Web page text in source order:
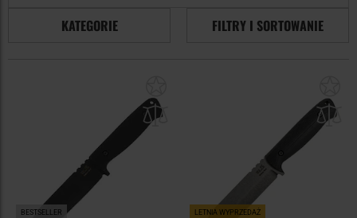
KATEGORIE
FILTRY I SORTOWANIE
BESTSELLER LETNIA WYPRZEDAŻ